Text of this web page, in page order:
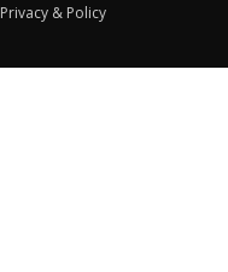
Privacy & Policy